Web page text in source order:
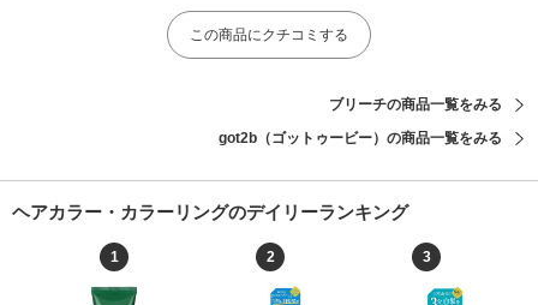
この商品にクチコミする
ブリーチの商品一覧をみる
got2b（ゴットゥービー）の商品一覧をみる
ヘアカラー・カラーリングのデイリーランキング
1 2 3